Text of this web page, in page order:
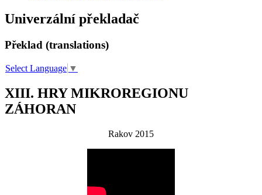
Univerzální překladač
Překlad (translations)
Select Language ▼
XIII. HRY MIKROREGIONU
ZÁHORAN
Rakov 2015